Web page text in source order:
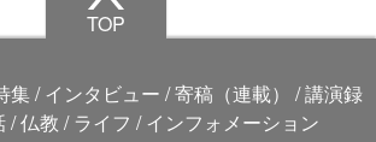
TOP
集 インタビュー 寄稿（連載）
講演録
仏教 ライフ
インフォメーション